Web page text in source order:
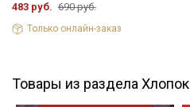
483 руб. 690 руб.
Только онлайн-заказ
Товары из раздела Хлопок